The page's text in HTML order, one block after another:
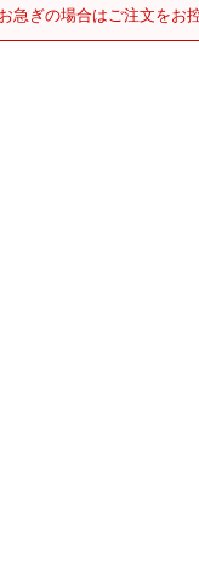
ぎの場合はご注文をお控